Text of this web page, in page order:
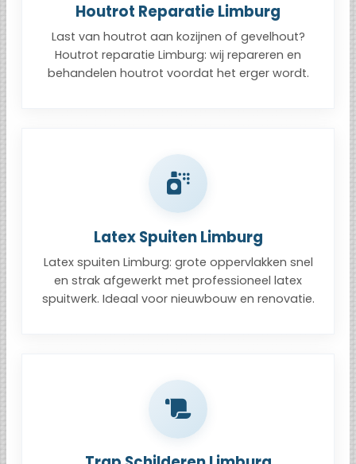
Houtrot Reparatie Limburg
Last van houtrot aan kozijnen of gevelhout?
Houtrot reparatie Limburg: wij repareren en
behandelen houtrot voordat het erger wordt.
Latex Spuiten Limburg
Latex spuiten Limburg: grote oppervlakken snel
en strak afgewerkt met professioneel latex
spuitwerk. Ideaal voor nieuwbouw en renovatie.